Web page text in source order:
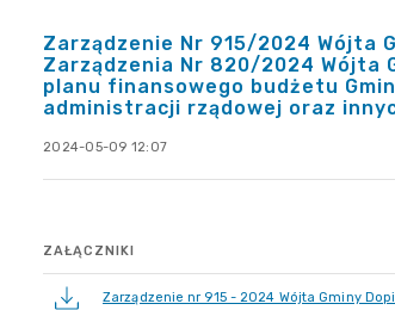
Zarządzenie Nr 915/2024 Wójta
Zarządzenia Nr 820/2024 Wójta
planu finansowego budżetu
administracji rządowej oraz
2024-05-09 12:07
ZAŁĄCZNIKI
Zarządzenie nr 915 - 2024 Wójta Gminy